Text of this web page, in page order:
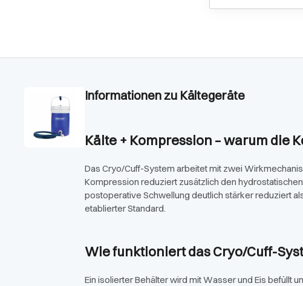
Informationen zu Kältegeräte
Kälte + Kompression – warum die
Das Cryo/Cuff-System arbeitet mit zwei
Kompression reduziert zusätzlich den
postoperative Schwellung deutlich stärker reduziert
etablierter Standard.
Wie funktioniert das Cryo/Cuff-
Ein isolierter Behälter wird mit Wasser und Eis befüllt